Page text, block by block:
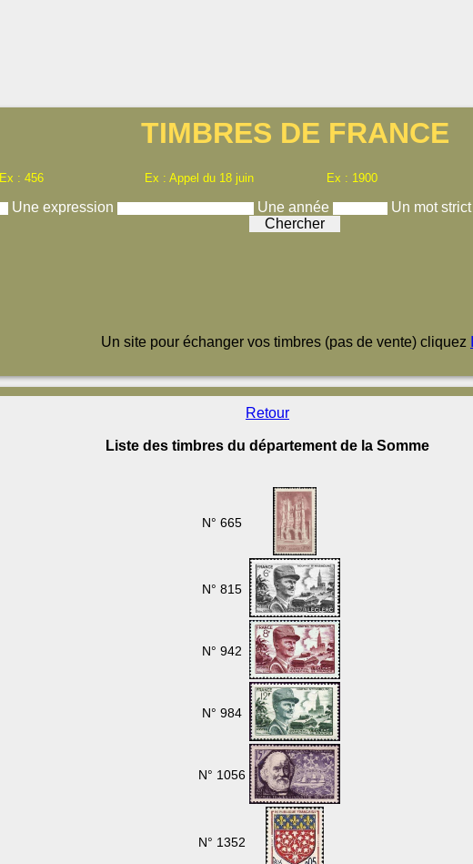
TIMBRES DE FRANCE
Ex : 456 Ex : Appel du 18 juin Ex : 1900
Une expression Une année Un mot strict
Un site pour échanger vos timbres (pas de vente) cliquez
Retour
Liste des timbres du département de la Somme
N° 665
N° 815
N° 942
N° 984
N° 1056
N° 1352